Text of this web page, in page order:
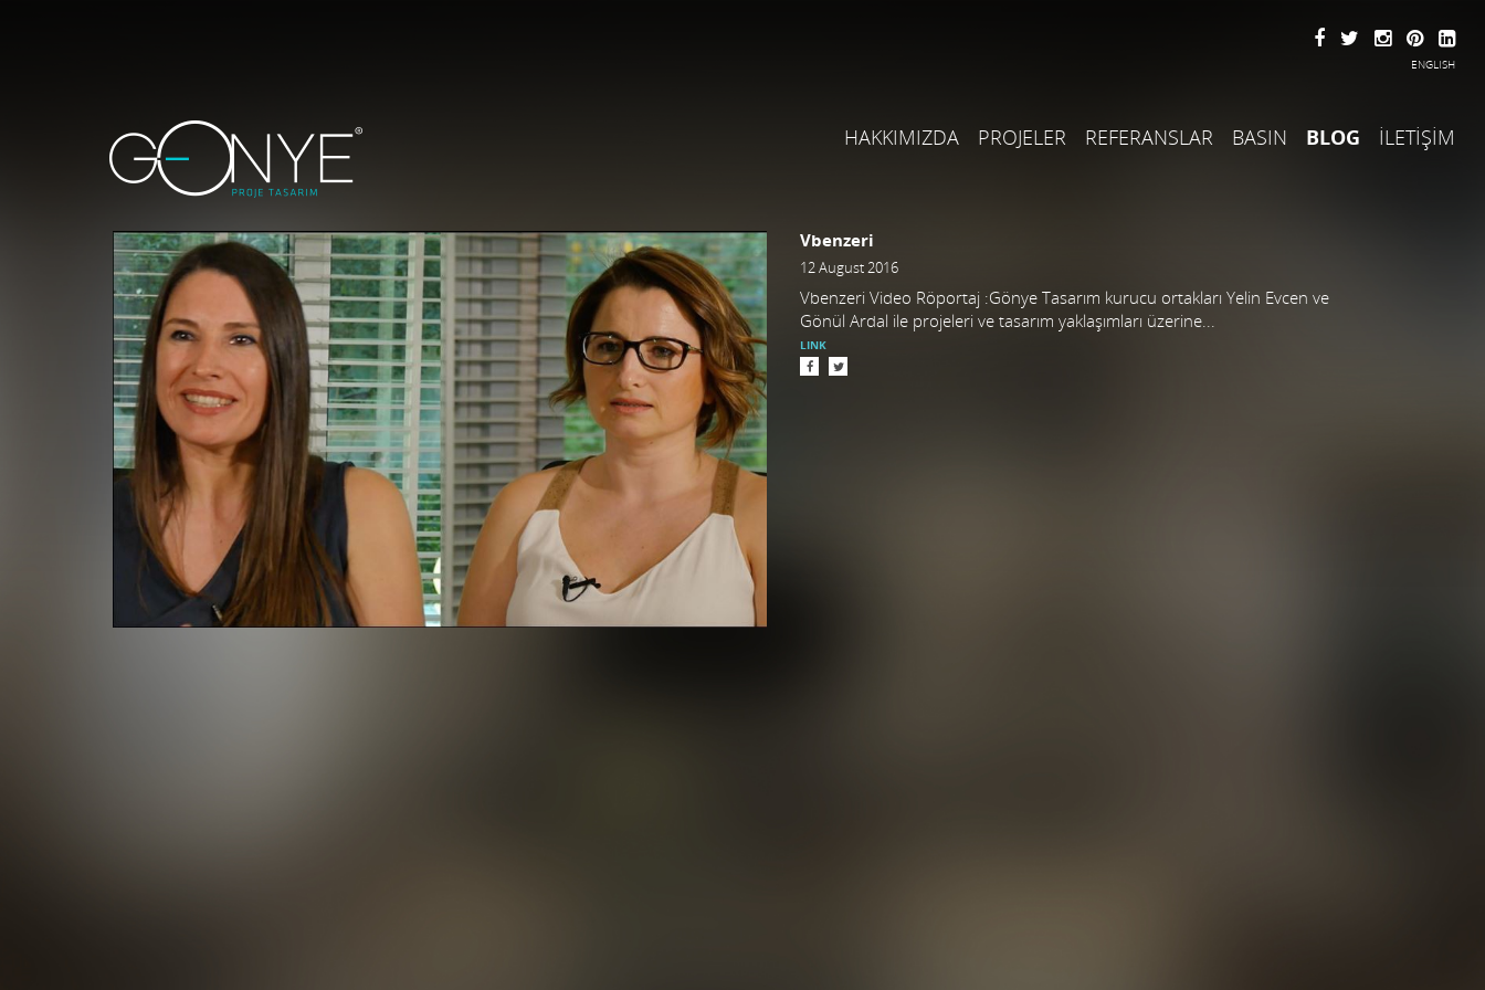
ENGLISH
HAKKIMIZDA PROJELER REFERANSLAR BASIN BLOG İLETİŞİM
Vbenzeri
12 August 2016
Vbenzeri Video Röportaj :Gönye Tasarım kurucu ortakları Yelin Evcen ve
Gönül Ardal ile projeleri ve tasarım yaklaşımları üzerine...
LINK